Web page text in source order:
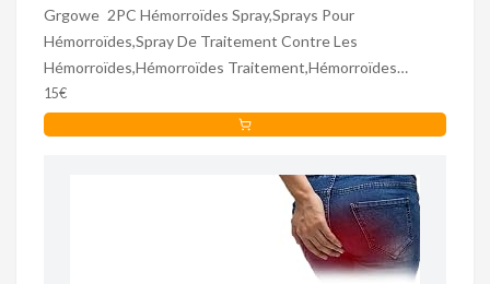
Grgowe 2PC Hémorroïdes Spray,Sprays Pour
Hémorroïdes,Spray De Traitement Contre Les
Hémorroïdes,Hémorroïdes Traitement,Hémorroïdes
Suppositoire,Soulage Les Gonflements Et l'Inconfort Des
Hémorroïdes
15€